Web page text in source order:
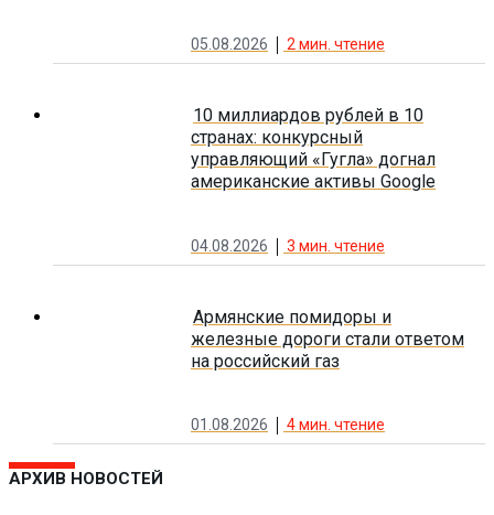
05.08.2026 2 мин. чтение
10 миллиардов рублей в 10
странах: конкурсный
управляющий «Гугла» догнал
американские активы Google
04.08.2026 3 мин. чтение
Армянские помидоры и
железные дороги стали ответом
на российский газ
01.08.2026 4мин. чтение
АРХИВ НОВОСТЕЙ